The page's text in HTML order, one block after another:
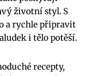
životní styl. S
a rychle připravit
i tělo potěší.
recepty,